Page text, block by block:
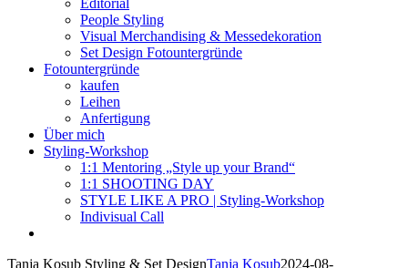
Editorial
People Styling
Visual Merchandising & Messedekoration
Set Design Fotountergründe
Fotountergründe
kaufen
Leihen
Anfertigung
Über mich
Styling-Workshop
1:1 Mentoring „Style up your Brand“
1:1 SHOOTING DAY
STYLE LIKE A PRO | Styling-Workshop
Indivisual Call
Tanja Kosub Styling & Set DesignTanja Kosub2024-08-